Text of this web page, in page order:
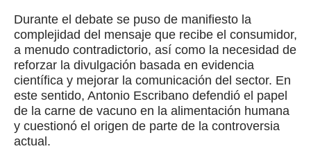
Durante el debate se puso de manifiesto la
complejidad del mensaje que recibe el consumidor,
a menudo contradictorio, así como la necesidad de
reforzar la divulgación basada en evidencia
científica y mejorar la comunicación del sector. En
este sentido, Antonio Escribano defendió el papel
de la carne de vacuno en la alimentación humana
y cuestionó el origen de parte de la controversia
actual.